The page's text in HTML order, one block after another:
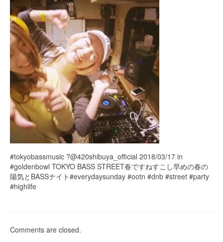
About:FOUR TWENTY SHIBUYA
YouTube:420shibuya
420 Blog Full
www.h4wp.com
420friendly 通販
#tokyobassmusic ?@420shibuya_official 2018/03/17 in
#goldenbowl TOKYO BASS STREET春ですねすこし早めの春の
陽気とBASSナイト#everydaysunday #ootn #dnb #street #party
#highlife
Comments are closed.